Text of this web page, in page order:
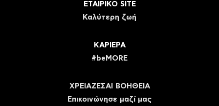
ΕΤΑΙΡΙΚΟ SITE
Καλύτερη ζωή
ΚΑΡΙΕΡΑ
#beMORE
ΧΡΕΙΑΖΕΣΑΙ ΒΟΗΘΕΙΑ
Eπικοινώνησε μαζί μας